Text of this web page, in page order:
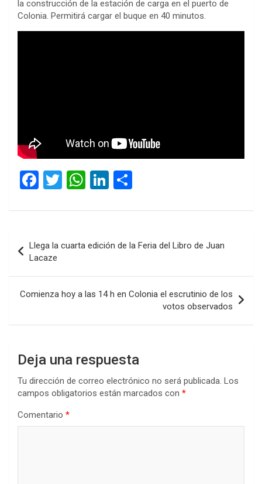
la construcción de la estación de carga en el puerto de
Colonia. Permitirá cargar el buque en 40 minutos.
F
ce
o
o
k
T
tt
W
at
A
p
p
Li
ke
dI
n
m
p
ar
tir
de
entradas
Llega la cuarta edición de la Feria del Libro de Juan
Lacaze
Comienza hoy a las 14 h en Colonia el escrutinio de los
votos observados
Deja una respuesta
Tu dirección de correo electrónico no será publicada. Los
campos obligatorios están marcados con *
Comentario *